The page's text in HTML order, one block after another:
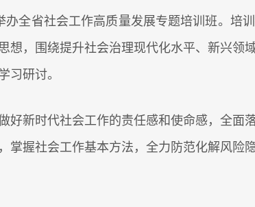
全省社会工作高质量发展专题培训班。培
想，围绕提升社会治理现代化水平、新兴领
习研讨。
好新时代社会工作的责任感和使命感，全面
掌握社会工作基本方法，全力防范化解风险